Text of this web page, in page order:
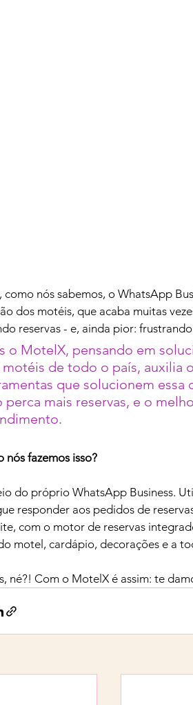
como nós sabemos, o WhatsApp
dos motéis, que acaba muitas
reservas - e, ainda pior:
o MotelX, pensando em
motéis de todo o país, auxilia
que solucionem essa
perca mais reservas, e o
nós fazemos isso?
do próprio WhatsApp Business.
responder aos pedidos de
com o motor de reservas
motel, cardápio, decorações e a
né?! Com o MotelX é assim: te